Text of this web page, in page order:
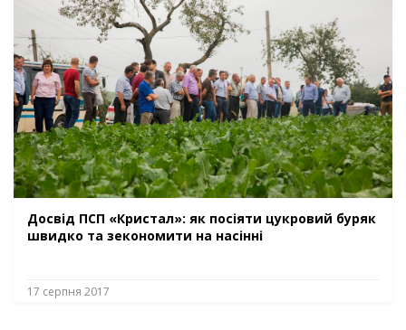
Досвід ПСП «Кристал»: як посіяти цукровий буряк
швидко та зекономити на насінні
17 серпня 2017